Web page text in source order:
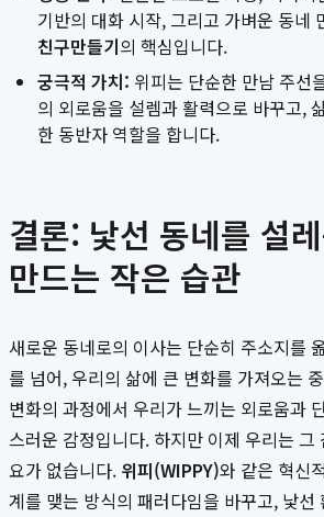
기반의 대화 시작, 그리고 가벼운 동네
친구만들기의 핵심입니다.
궁극적 가치: 위피는 단순한 만남 주선
의 외로움을 설렘과 활력으로 바꾸고,
한 동반자 역할을 합니다.
결론: 낯선 동네를 설
만드는 작은 습관
새로운 동네로의 이사는 단순히 주소지를
를 넘어, 우리의 삶에 큰 변화를 가져오는
변화의 과정에서 우리가 느끼는 외로움과
스러운 감정입니다. 하지만 이제 우리는 그
요가 없습니다. 위피(WIPPY)와 같은 혁신
계를 맺는 방식의 패러다임을 바꾸고, 낯선